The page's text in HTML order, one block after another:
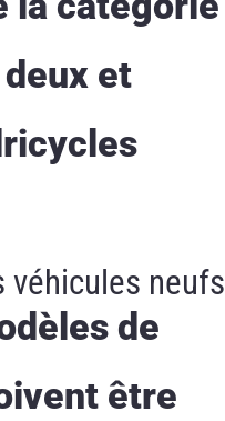
et
véhicules neufs
de
être